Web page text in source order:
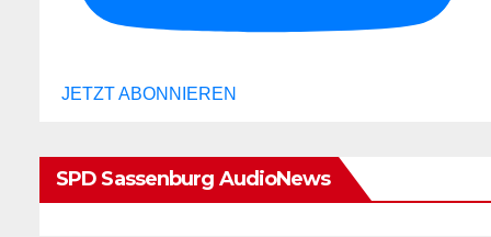
JETZT ABONNIEREN
SPD Sassenburg AudioNews